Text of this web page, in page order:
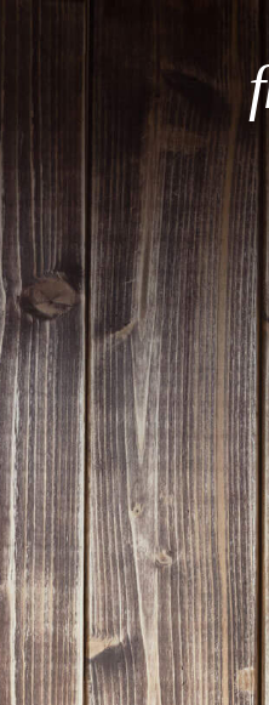
dein
LandesEhrenamtsagentur
hat viele
dein
Soziales
für
Stadt
hilft Ukraine